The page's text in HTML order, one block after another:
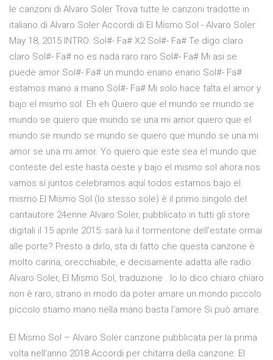
le canzoni di Alvaro Soler Trova tutte le canzoni tradotte in
italiano di Alvaro Soler Accordi di El Mismo Sol - Alvaro Soler
May 18, 2015 INTRO: Sol#- Fa# X2 Sol#- Fa# Te digo claro
claro Sol#- Fa# no es nada raro raro Sol#- Fa# Mi asi se
puede amor Sol#- Fa# un mundo enano enano Sol#- Fa#
estamos mano a mano Sol#- Fa# Mi solo hace falta el amor y
bajo el mismo sol. Eh eh Quiero que el mundo se mundo se
mundo se quiero que mundo se una mi amor quiero que el
mundo se mundo se mundo se quiero que mundo se una mi
amor se una mi amor. Yo quiero que este sea el mundo que
conteste del este hasta oeste y bajo el mismo sol ahora nos
vamos sí juntos celebramos aquí todos estamos bajo el
mismo El Mismo Sol (lo stesso sole) è il primo singolo del
cantautore 24enne Alvaro Soler, pubblicato in tutti gli store
digitali il 15 aprile 2015: sarà lui il tormentone dell’estate ormai
alle porte? Presto a dirlo, sta di fatto che questa canzone è
molto carina, orecchiabile, e decisamente adatta alle radio.
Alvaro Soler, El Mismo Sol, traduzione . Io lo dico chiaro chiaro
non è raro, strano in modo da poter amare un mondo piccolo
piccolo stiamo mano nella mano basta l'amore Si può amare.
El Mismo Sol – Alvaro Soler canzone pubblicata per la prima
volta nell’anno 2018 Accordi per chitarra della canzone: El